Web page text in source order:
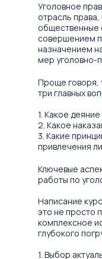
Уголовное
отрасль
общественные
совершением
назначением
мер уголовно-
Ключевые
работы по
Написание
это не просто
комплексное
глубокого
1. Выбор
Проще говоря,
три главных
1. Какое
2. Какое
3. Какие
привлечения